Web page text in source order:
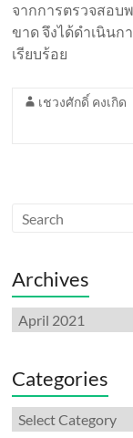
จากการตรวจสอบ
ขาด จึงได้ดำเนิน
เรียบร้อย
เชวงศักดิ์ คงเกิด
Archives
Archives
Categories
Categories